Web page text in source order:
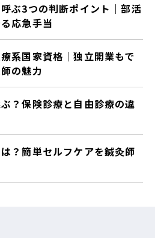
ぶ3つの判断ポイント｜部活
応急手当
系国家資格｜独立開業もで
の魅力
？保険診療と自由診療の違
？簡単セルフケアを鍼灸師